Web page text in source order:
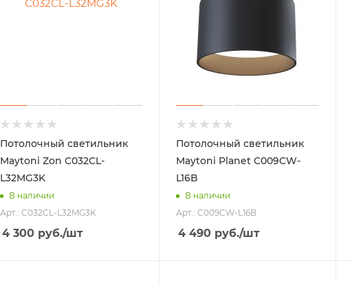
Потолочный светильник
Maytoni Zon C032CL-
L32MG3K
В наличии
Арт.: C032CL-L32MG3K
4 300руб./шт
Потолочный светильник
Maytoni Planet C009CW-
L16B
В наличии
Арт.: C009CW-L16B
4 490 руб./шт